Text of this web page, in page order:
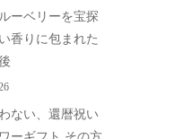
ーベリーを宝探
香りに包まれた
ない、還暦祝い